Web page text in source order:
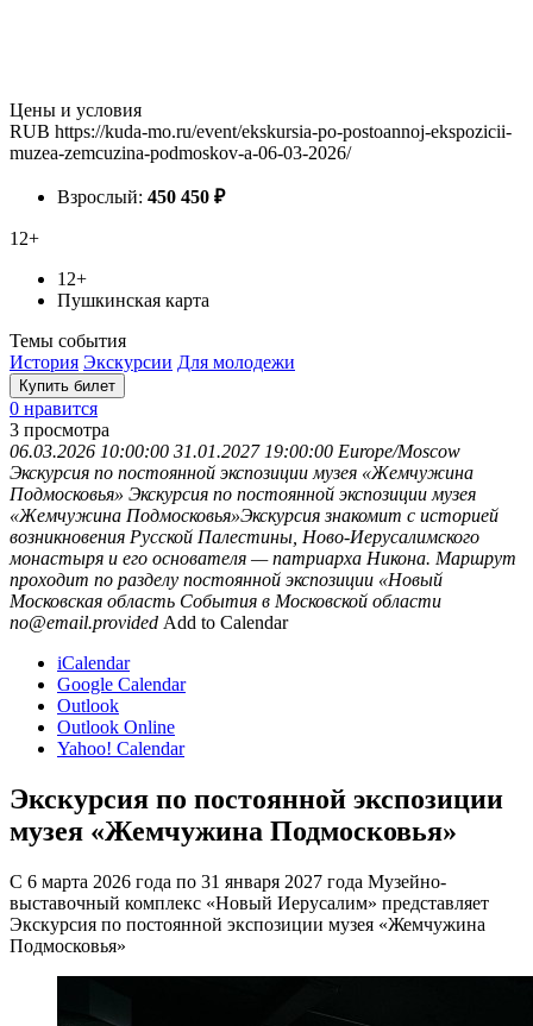
Цены и условия
RUB https://kuda-mo.ru/event/ekskursia-po-postoannoj-ekspozicii-
muzea-zemcuzina-podmoskov-a-06-03-2026/
Взрослый: 450 450 ₽
12+
12+
Пушкинская карта
Темы события
История Экскурсии Для молодежи
Купить билет
0 нравится
3 просмотра
06.03.2026 10:00:00 31.01.2027 19:00:00 Europe/Moscow
Экскурсия по постоянной экспозиции музея «Жемчужина
Подмосковья» Экскурсия по постоянной экспозиции музея
«Жемчужина Подмосковья»Экскурсия знакомит с историей
возникновения Русской Палестины, Ново-Иерусалимского
монастыря и его основателя — патриарха Никона. Маршрут
проходит по разделу постоянной экспозиции «Новый
Московская область События в Московской области
no@email.provided Add to Calendar
iCalendar
Google Calendar
Outlook
Outlook Online
Yahoo! Calendar
Экскурсия по постоянной экспозиции
музея «Жемчужина Подмосковья»
С 6 марта 2026 года по 31 января 2027 года Музейно-
выставочный комплекс «Новый Иерусалим» представляет
Экскурсия по постоянной экспозиции музея «Жемчужина
Подмосковья»